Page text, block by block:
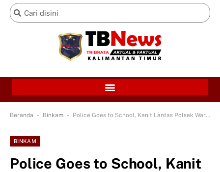
Beranda - Binkam - Police Goes to School, Kanit Lantas Polsek Waru Sampaikan Himbauan Tertib Berlalulintas
BINKAM
Police Goes to School, Kanit